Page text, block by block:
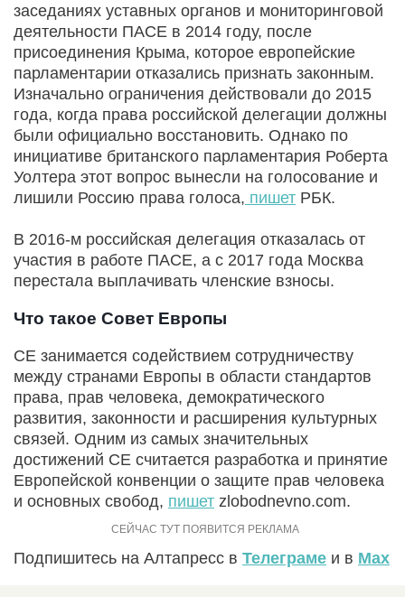
заседаниях уставных органов и мониторинговой
деятельности ПАСЕ в 2014 году, после
присоединения Крыма, которое европейские
парламентарии отказались признать законным.
Изначально ограничения действовали до 2015
года, когда права российской делегации должны
были официально восстановить. Однако по
инициативе британского парламентария Роберта
Уолтера этот вопрос вынесли на голосование и
лишили Россию права голоса, пишет РБК.
В 2016-м российская делегация отказалась от
участия в работе ПАСЕ, а с 2017 года Москва
перестала выплачивать членские взносы.
Что такое Совет Европы
СЕ занимается содействием сотрудничеству
между странами Европы в области стандартов
права, прав человека, демократического
развития, законности и расширения культурных
связей. Одним из самых значительных
достижений СЕ считается разработка и принятие
Европейской конвенции о защите прав человека
и основных свобод, пишет zlobodnevno.com.
Подпишитесь на Алтапресс в Телеграме и в Max